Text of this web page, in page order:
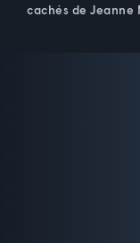
cachés de Jeanne